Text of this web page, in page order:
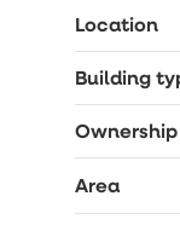
Location
Building
Ownership
Area